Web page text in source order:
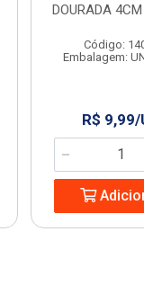
DOURADA
Código:
Embalagem:
R$ 9,99/